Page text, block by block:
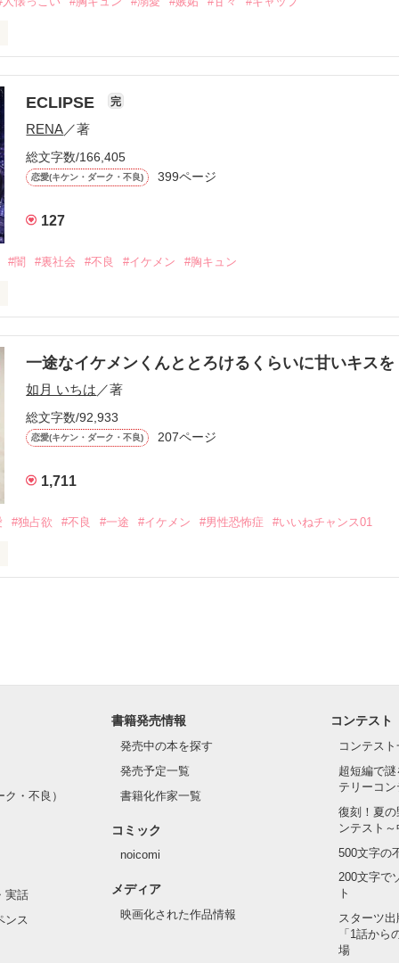
なるのが怖かった。
時代に大好きだった彼を自分から振った。
いと思っていたのに、
会した彼は、隣の学校で”王子様”と呼ばれる人気者になっていた。
たいのに
た恋が再び動き始める合図──。
｡.:. *:ﾟ✨.ﾟ･*..☆.｡.:*✨
しい無自覚だけどモテる
のに澪にはわんこ男子になる
｡.:. *:ﾟ✨.ﾟ･*..☆.｡.:*✨
ECLIPSE 完
RENA／著
総文字数/166,405
恋愛(キケン・ダーク・不良) 399ページ
127
#闇 #裏社会 #不良 #イケメン #胸キュン
一途なイケメンくんととろけるくらいに甘いキスを
如月 いちは ／著
総文字数/92,933
恋愛(キケン・ダーク・不良) 207ページ
1,711
#独占欲 #不良 #一途 #イケメン #男性恐怖症 #いいねチャンス01
隣の席になったのは────
髪色
ピアス
て見せたことがなくてぶっきらぼう
目のせいで学校中のみんなから
・不良）
実話
ンス
書籍発売情報
発売中の本を探す
発売予定一覧
書籍化作家一覧
コミック
noicomi
メディア
映画化された作品情報
コンテスト
コンテス
超短編で
テリーコ
復刻！夏
ンテスト
500文字の
200文字で
ト
スターツ
「1話から
場